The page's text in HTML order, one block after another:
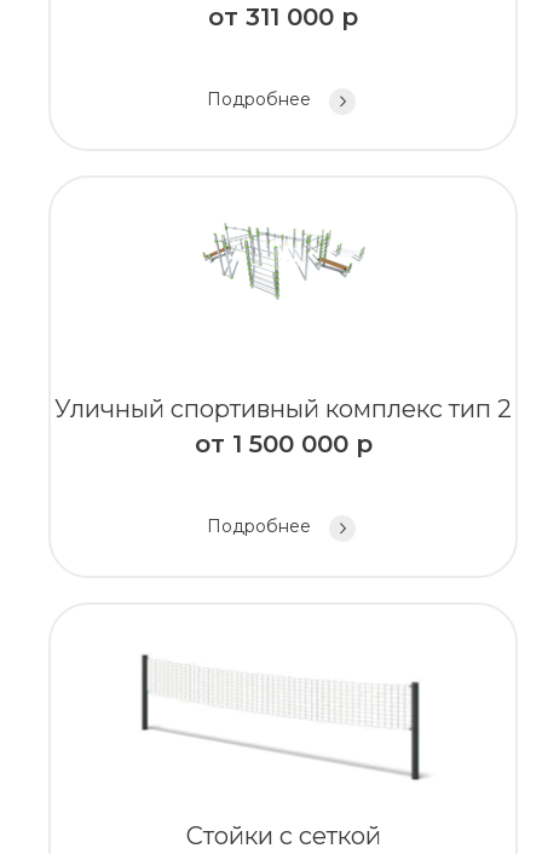
от 311 000 р
Подробнее
Уличный спортивный комплекс тип 2
от 1 500 000 р
Подробнее
Стойки с сеткой